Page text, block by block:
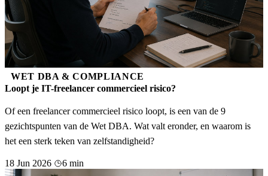
WET DBA & COMPLIANCE
Loopt je IT-freelancer commercieel risico?
Of een freelancer commercieel risico loopt, is een van de 9
gezichtspunten van de Wet DBA. Wat valt eronder, en waarom is
het een sterk teken van zelfstandigheid?
18 Jun 2026 6 min